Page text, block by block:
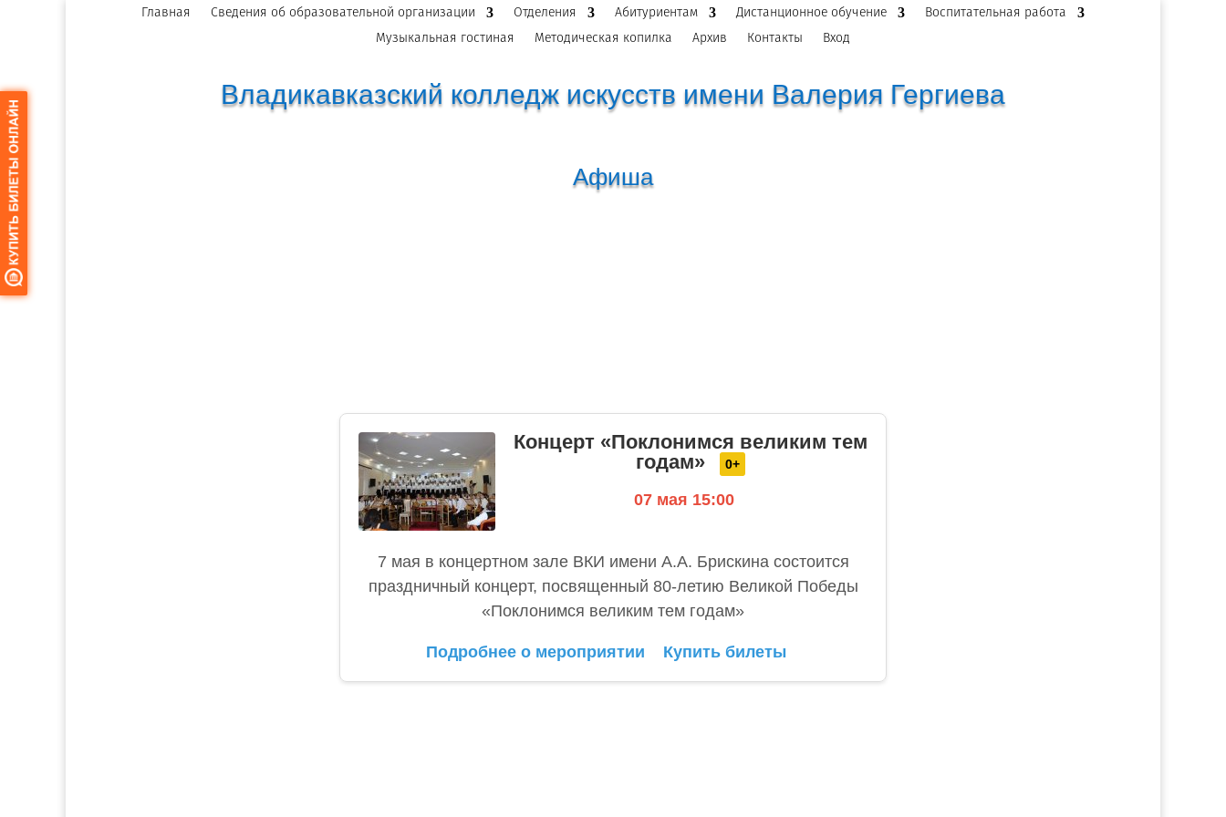
Главная Сведения об образовательной организации Отделения Абитуриентам Дистанционное обучение
Воспитательная работа
Музыкальная гостиная
Методическая копилка Архив Контакты Вход
Владикавказский колледж искусств имени Валерия Гергиева
Афиша
Концерт «Поклонимся великим тем
годам»
0+
07 мая 15:00
7 мая в концертном зале ВКИ имени А.А. Брискина состоится
праздничный концерт, посвященный 80-летию Великой Победы
«Поклонимся великим тем годам»
Подробнее о мероприятии Купить билеты